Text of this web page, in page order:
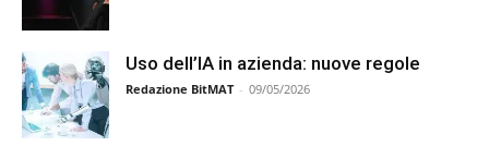
Uso dell’IA in azienda: nuove regole
Redazione BitMAT - 09/05/2026